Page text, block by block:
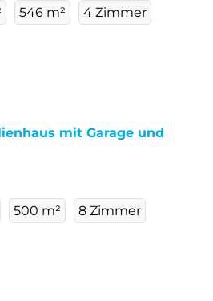
546 m² 4 Zimmer
mit Garage und
500 m² 8 Zimmer